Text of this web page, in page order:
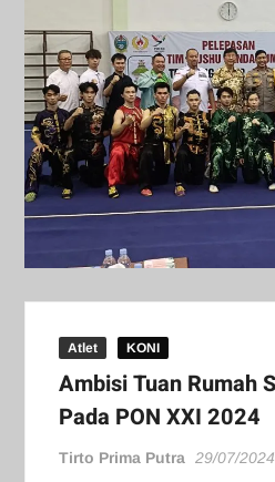
Atlet KONI
Ambisi Tuan Rumah
Pada PON XXI 2024
Tirto Prima Putra 29/07/2024